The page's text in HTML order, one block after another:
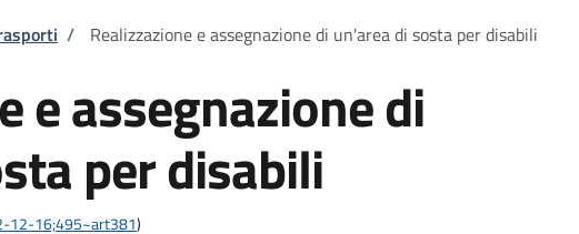
/ Realizzazione e assegnazione di un'area di sosta per disabili
e assegnazione di
per disabili
12-16;495~art381)